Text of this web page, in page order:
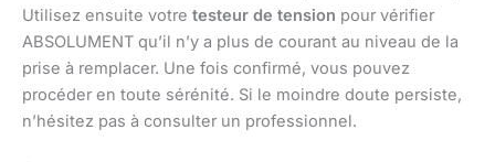
Utilisez ensuite votre testeur de tension pour vérifier
ABSOLUMENT qu’il n’y a plus de courant au niveau de la
prise à remplacer. Une fois confirmé, vous pouvez
procéder en toute sérénité. Si le moindre doute persiste,
n’hésitez pas à consulter un professionnel.